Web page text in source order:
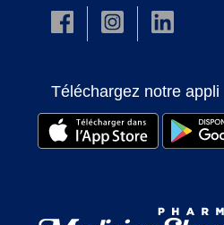
Téléchargez notre appli